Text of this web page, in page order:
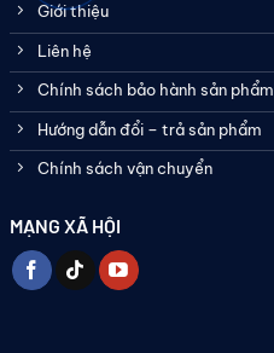
Giới thiệu
Liên hệ
Chính sách bảo hành sản phẩm
Hướng dẫn đổi – trả sản phẩm
Chính sách vận chuyển
MẠNG XÃ HỘI